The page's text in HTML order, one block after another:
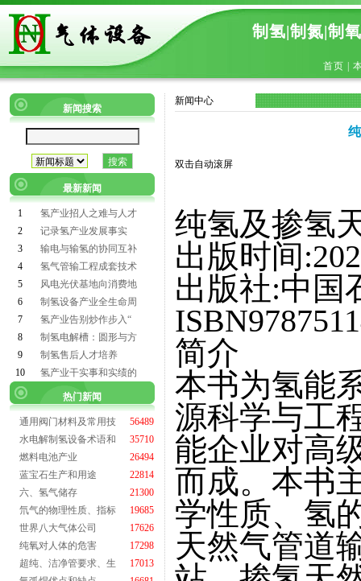
制氢|制氮|制
首页
新闻搜索
最新新闻
1
氢产业招人之难与人才
2
记录氢产业发展事实
3
输电与输氢的协同互补
4
氢气管输工程成套技术
5
风电光伏基地向消费地
6
制氢设备产业全生命周
7
氢产业告别炒作步入“
8
制氢电解槽：圆形与方
9
制氢售后人才培养
10
氢产业干实事和实绩的
热门新闻
通用阀门材料及常用技
56489
水电解制氢设备术语和
35710
燃料电池产业
26494
蓝宝石生产和用途
22814
六、氢气储存
21300
氘气的物理性质、指标
19685
世界八大气体公司
17626
纯氧对人体的危害
17298
超纯、洁净管要求、生
17013
新闻中心
双击自动滚屏
纯氢及掺氢
出版时间
出版社:中国
简介
本书为氢能
源科学与工
能企业对高
而成。本书
学性质、氢
天然气管道